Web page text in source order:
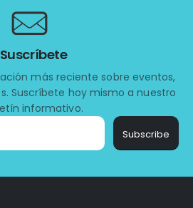
Suscríbete
más reciente sobre eventos,
Suscríbete hoy mismo a nuestro
informativo.
Subscribe